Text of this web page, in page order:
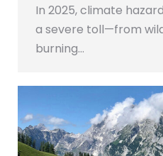
In 2025, climate
a severe toll—from
burning…